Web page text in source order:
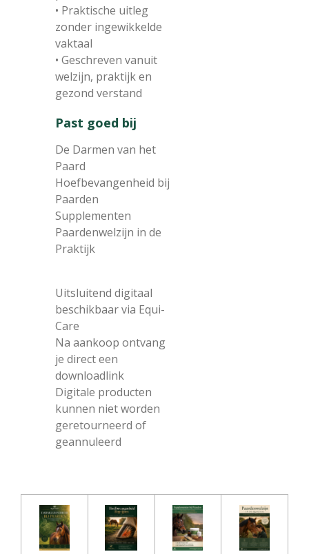
• Praktische uitleg
zonder ingewikkelde
vaktaal
• Geschreven vanuit
welzijn, praktijk en
gezond verstand
Past goed bij
De Darmen van het
Paard
Hoefbevangenheid bij
Paarden
Supplementen
Paardenwelzijn in de
Praktijk
Uitsluitend digitaal
beschikbaar via Equi-
Care
Na aankoop ontvang
je direct een
downloadlink
Digitale producten
kunnen niet worden
geretourneerd of
geannuleerd